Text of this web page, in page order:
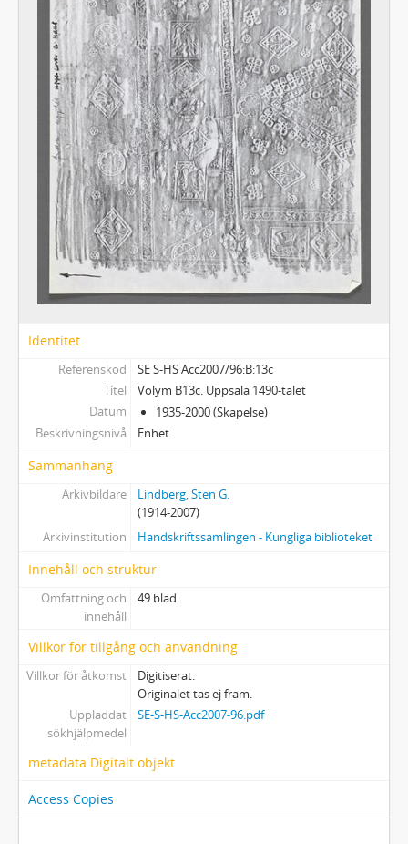
Identitet
Referenskod
SE S-HS Acc2007/96:B:13c
Titel
Volym B13c. Uppsala 1490-talet
Datum
1935-2000 (Skapelse)
Beskrivningsnivå
Enhet
Sammanhang
Arkivbildare
Lindberg, Sten G.
(1914-2007)
Arkivinstitution
Handskriftssamlingen - Kungliga biblioteket
Innehåll och struktur
Omfattning och
innehåll
49 blad
Villkor för tillgång och användning
Villkor för åtkomst
Digitiserat.
Originalet tas ej fram.
Uppladdat
sökhjälpmedel
SE-S-HS-Acc2007-96.pdf
metadata Digitalt objekt
Access Copies